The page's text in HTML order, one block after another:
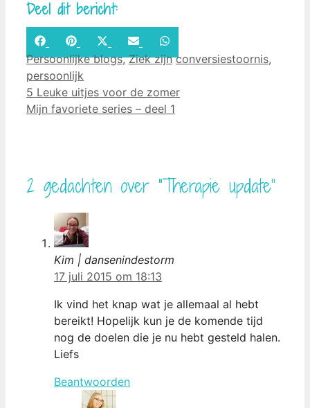
Deel dit bericht:
Share
on
Facebook
Share
on
PinterestShare
on
(Twitter)
Share
on
Email
on
Categorieën
Persoonlijke blogs,Ziek zijn Tags
conversiestoornis,
persoonlijk
5 Leuke uitjes voor de zomer
Mijn favoriete series – deel 1
2 gedachten over “Therapie update”
Kim | dansenindestorm
17 juli 2015 om 18:13
Ik vind het knap wat je allemaal al hebt
bereikt! Hopelijk kun je de komende tijd
nog de doelen die je nu hebt gesteld halen.
Liefs
Beantwoorden